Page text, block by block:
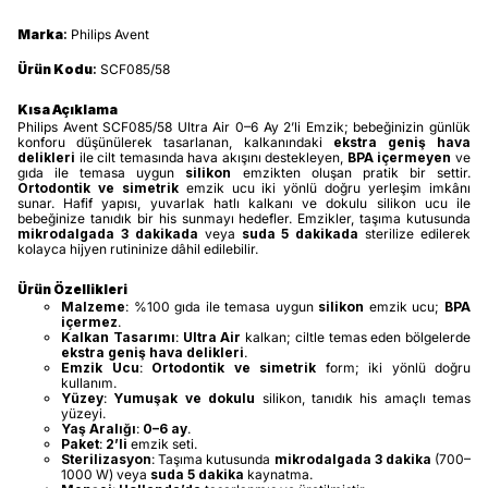
Marka: Philips Avent
Ürün Kodu: SCF085/58
Kısa Açıklama
Philips Avent SCF085/58 Ultra Air 0–6 Ay 2’li Emzik; bebeğinizin günlük
konforu düşünülerek tasarlanan, kalkanındaki ekstra geniş hava
delikleri ile cilt temasında hava akışını destekleyen, BPA içermeyen ve
gıda ile temasa uygun silikon emzikten oluşan pratik bir settir.
Ortodontik ve simetrikemzik ucu iki yönlü doğru yerleşim imkânı
sunar. Hafif yapısı, yuvarlak hatlı kalkanı ve dokulu silikon ucu ile
bebeğinize tanıdık bir his sunmayı hedefler. Emzikler, taşıma kutusunda
mikrodalgada 3 dakikada veya suda 5 dakikada sterilize edilerek
kolayca hijyen rutininize dâhil edilebilir.
Ürün Özellikleri
Malzeme: %100 gıda ile temasa uygun silikon emzik ucu; BPA
içermez.
Kalkan Tasarımı: Ultra Air kalkan; ciltle temas eden bölgelerde
ekstra geniş hava delikleri.
Emzik Ucu: Ortodontik ve simetrik form; iki yönlü doğru
kullanım.
Yüzey: Yumuşak ve dokulu silikon, tanıdık his amaçlı temas
yüzeyi.
Yaş Aralığı: 0–6 ay.
Paket: 2’li emzik seti.
Sterilizasyon: Taşıma kutusunda mikrodalgada 3 dakika (700–
1000 W) veya suda 5 dakika kaynatma.